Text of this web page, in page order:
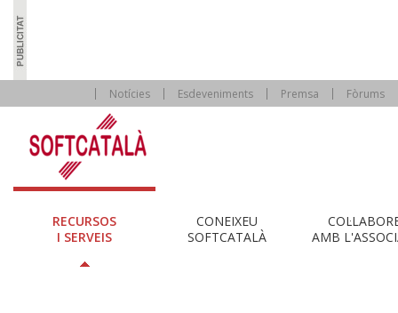
Notícies Esdeveniments Premsa Fòrums
RECURSOS
I SERVEIS
CONEIXEU
SOFTCATALÀ
AMB